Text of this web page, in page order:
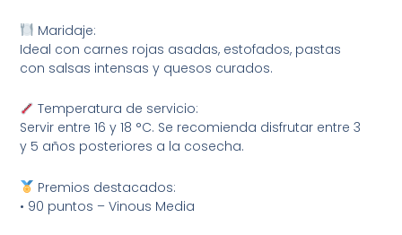
Maridaje:
Ideal con carnes rojas asadas, estofados, pastas
con salsas intensas y quesos curados.
Temperatura de servicio:
Servir entre 16 y 18 °C. Se recomienda disfrutar entre 3
y 5 años posteriores a la cosecha.
Premios destacados:
• 90 puntos – Vinous Media